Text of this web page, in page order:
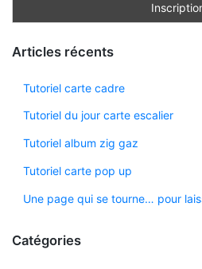
Articles récents
Tutoriel carte cadre
Tutoriel du jour carte escalier
Tutoriel album zig gaz
Tutoriel carte pop up
Une page qui se tourne… pour
Catégories